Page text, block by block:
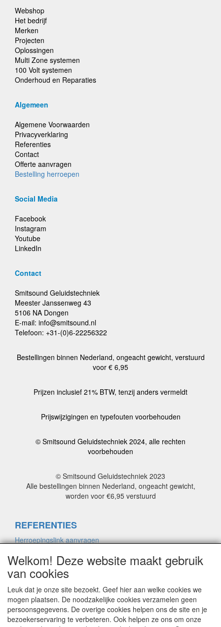
Webshop
Het bedrijf
Merken
Projecten
Oplossingen
Multi Zone systemen
100 Volt systemen
Onderhoud en Reparaties
Algemeen
Algemene Voorwaarden
Privacyverklaring
Referenties
Contact
Offerte aanvragen
Bestelling herroepen
Social Media
Facebook
Instagram
Youtube
LinkedIn
Contact
Smitsound Geluidstechniek
Meester Janssenweg 43
5106 NA Dongen
E-mail: info@smitsound.nl
Telefoon: +31-(0)6-22256322
Bestellingen binnen Nederland, ongeacht gewicht, verstuurd
voor € 6,95
Prijzen inclusief 21% BTW, tenzij anders vermeldt
Prijswijzigingen en typefouten voorbehouden
© Smitsound Geluidstechniek 2024, alle rechten
voorbehouden
© Smitsound Geluidstechniek 2023
Alle bestellingen binnen Nederland, ongeacht gewicht,
worden voor €6,95 verstuurd
REFERENTIES
Herroepingslink aanvragen
ALGEMENE VOORWAARDEN
Herroepingslink aanvragen
PRIVACYVERKLARING
Welkom! Deze website maakt gebruik
van cookies
Leuk dat je onze site bezoekt. Geef hier aan welke cookies we
mogen plaatsen. De noodzakelijke cookies verzamelen geen
persoonsgegevens. De overige cookies helpen ons de site en je
bezoekerservaring te verbeteren. Ook helpen ze ons om onze